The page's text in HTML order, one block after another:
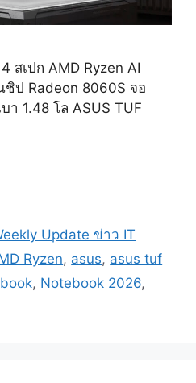
สเปก AMD Ryzen AI
ชิป Radeon 8060S จอ
า 1.48 โล ASUS TUF
Update ข่าว IT
Ryzen, asus, asus tuf
, Notebook 2026,